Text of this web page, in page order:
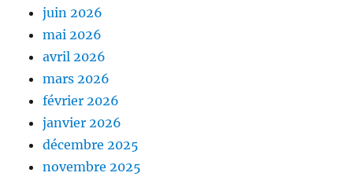
juin 2026
mai 2026
avril 2026
mars 2026
février 2026
janvier 2026
décembre 2025
novembre 2025